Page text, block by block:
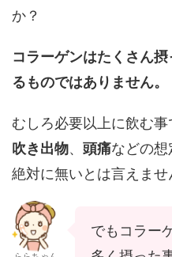
か？
コラーゲンはたくさん
るものではありません。
むしろ必要以上に飲む事
吹き出物、 頭痛などの想
絶対に無いとは言えませ
でもコラー